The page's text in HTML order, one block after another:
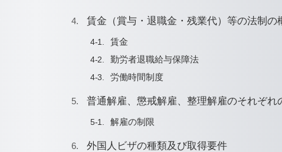
賃金（賞与・退職金・残業代）等の法制の
賃金
勤労者退職給与保障法
労働時間制度
普通解雇、懲戒解雇、整理解雇のそれぞれ
解雇の制限
外国人ビザの種類及び取得要件